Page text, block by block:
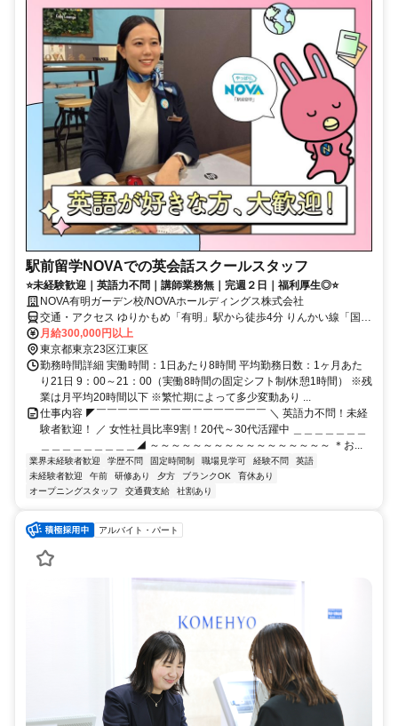
駅前留学NOVAでの英会話スクールスタッフ
⭐未経験歓迎｜英語力不問｜講師業務無｜完週２日｜福利厚生◎⭐
NOVA有明ガーデン校/NOVAホールディングス株式会社
交通・アクセス ゆりかもめ「有明」駅から徒歩4分 りんかい線「国際
展示場」駅から徒歩6分
月給300,000円以上
東京都東京23区江東区
勤務時間詳細 実働時間：1日あたり8時間 平均勤務日数：1ヶ月あた
り21日 9：00～21：00（実働8時間の固定シフト制/休憩1時間） ※残
業は月平均20時間以下 ※繁忙期によって多少変動あり ...
仕事内容 ◤￣￣￣￣￣￣￣￣￣￣￣￣￣￣￣￣ ＼ 英語力不問！未経
験者歓迎！ ／ 女性社員比率9割！20代～30代活躍中 ＿＿＿＿＿＿＿
＿＿＿＿＿＿＿＿＿◢ ～～～～～～～～～～～～～～～～～ ＊お...
業界未経験者歓迎 学歴不問 固定時間制 職場見学可 経験不問
英語
未経験者歓迎
午前 研修あり 夕方 ブランクOK
育休あり
オープニングスタッフ
交通費支給 社割あり
アルバイト・パート